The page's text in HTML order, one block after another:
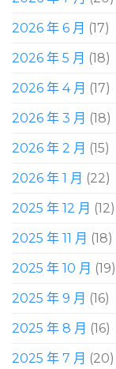
2026 年 6 月 (17)
2026 年 5 月 (18)
2026 年 4 月 (17)
2026 年 3 月 (18)
2026 年 2 月 (15)
2026 年 1 月 (22)
2025 年 12 月 (12)
2025 年 11 月 (18)
2025 年 10 月 (19)
2025 年 9 月 (16)
2025 年 8 月 (16)
2025 年 7 月 (20)